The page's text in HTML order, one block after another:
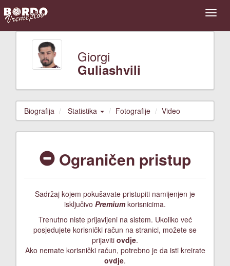
Giorgi
Guliashvili
Biografija Statistika Fotografije Video
Ograničen pristup
Sadržaj kojem pokušavate pristupiti namijenjen je
isključivo Premiumkorisnicima.
Trenutno niste prijavljeni na sistem. Ukoliko već
posjedujete korisnički račun na stranici, možete se
prijaviti ovdje.
Ako nemate korisnički račun, potrebno je da isti kreirate
ovdje.